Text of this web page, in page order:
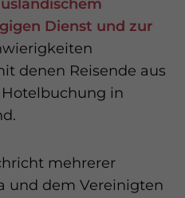
Dienst und zur
denen Reisende aus
in
mehrerer
und dem Vereinigten